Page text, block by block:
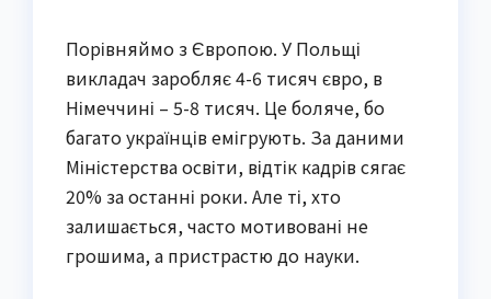
Порівняймо з Європою. У Польщі
викладач заробляє 4-6 тисяч євро, в
Німеччині – 5-8 тисяч. Це боляче, бо
багато українців емігрують. За даними
Міністерства освіти, відтік кадрів сягає
20% за останні роки. Але ті, хто
залишається, часто мотивовані не
грошима, а пристрастю до науки.